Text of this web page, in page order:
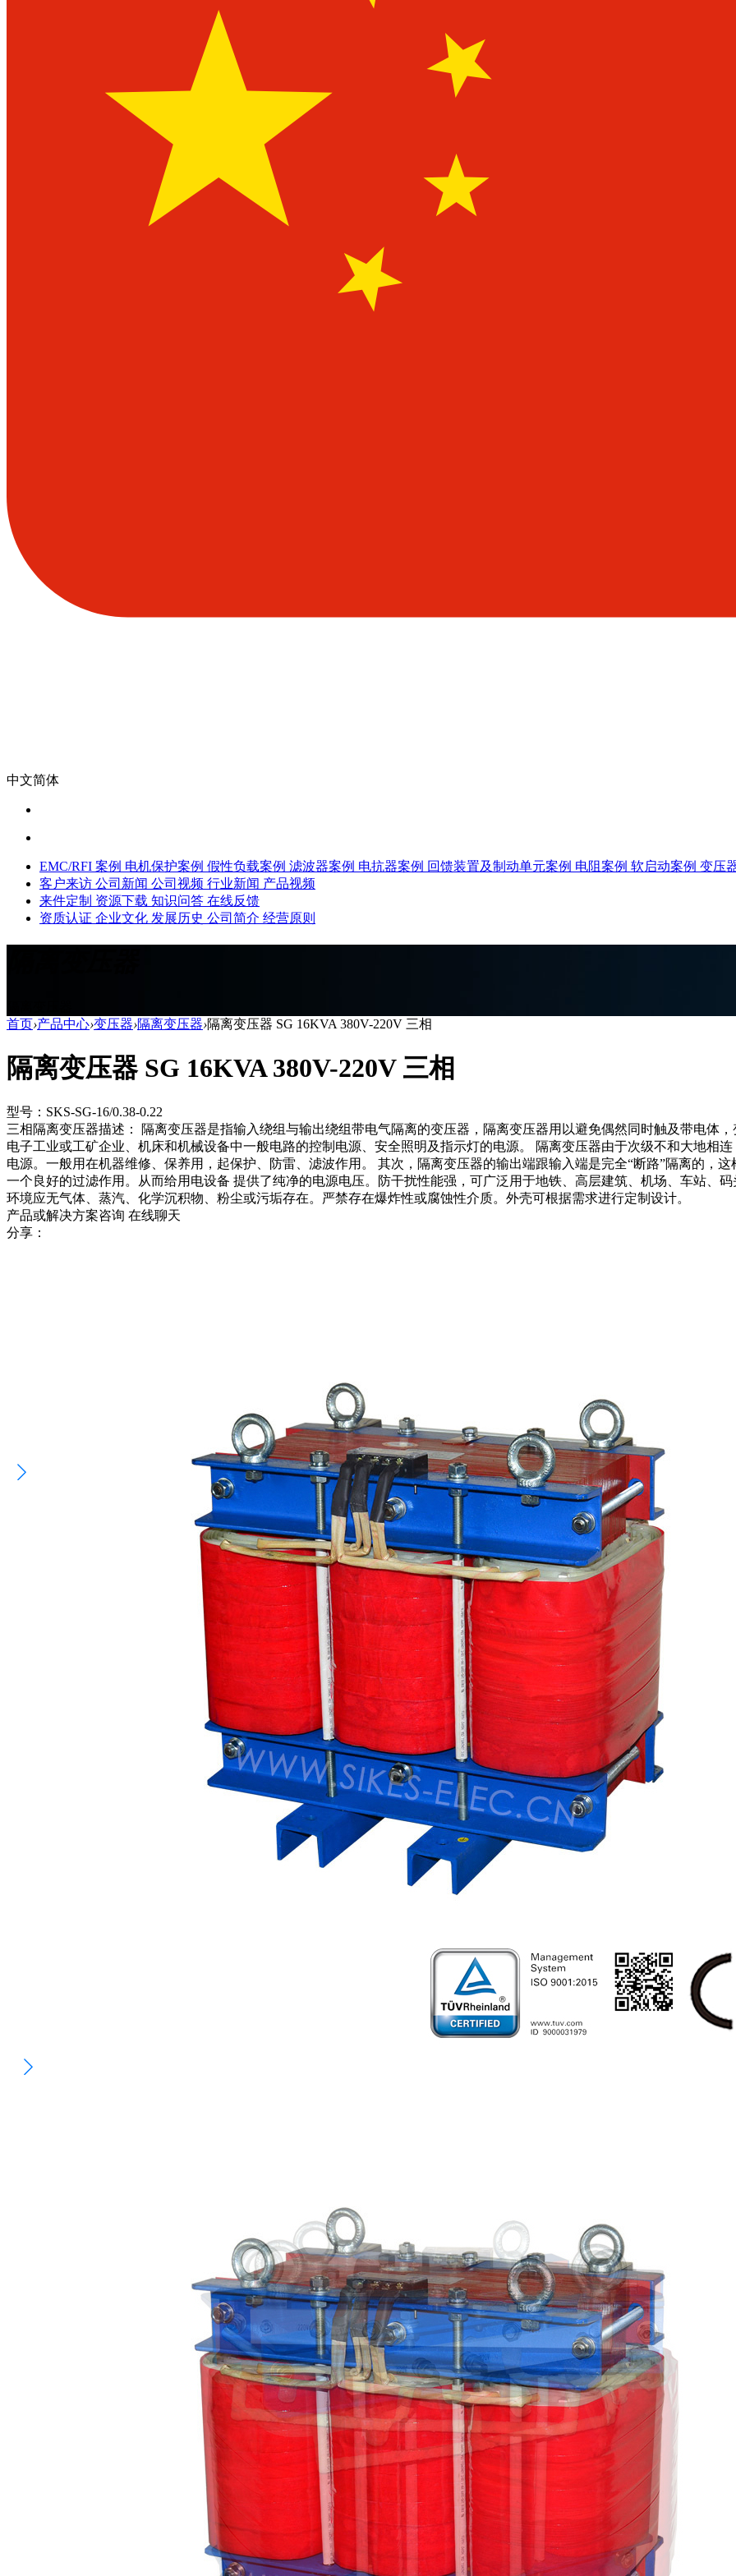
中文简体
EMC/RFI 案例 电机保护案例 假性负载案例 滤波器案例 电抗器案例 回馈装置及制动单元案例 电阻案例 软启动案例 变压
客户来访 公司新闻 公司视频 行业新闻 产品视频
来件定制 资源下载 知识问答 在线反馈
资质认证 企业文化 发展历史 公司简介 经营原则
首页›产品中心›变压器›隔离变压器›隔离变压器 SG 16KVA 380V-220V 三相
隔离变压器 SG 16KVA 380V-220V 三相
型号：SKS-SG-16/0.38-0.22
三相隔离变压器描述： 隔离变压器是指输入绕组与输出绕组带电气隔离的变压器，隔离变压器用以避免偶然同时触及带电体
电子工业或工矿企业、机床和机械设备中一般电路的控制电源、安全照明及指示灯的电源。 隔离变压器由于次级不和大地相
电源。一般用在机器维修、保养用，起保护、防雷、滤波作用。 其次，隔离变压器的输出端跟输入端是完全“断路”隔离的，
一个良好的过滤作用。从而给用电设备 提供了纯净的电源电压。防干扰性能强，可广泛用于地铁、高层建筑、机场、车站、
环境应无气体、蒸汽、化学沉积物、粉尘或污垢存在。严禁存在爆炸性或腐蚀性介质。外壳可根据需求进行定制设计。
产品或解决方案咨询 在线聊天
分享：